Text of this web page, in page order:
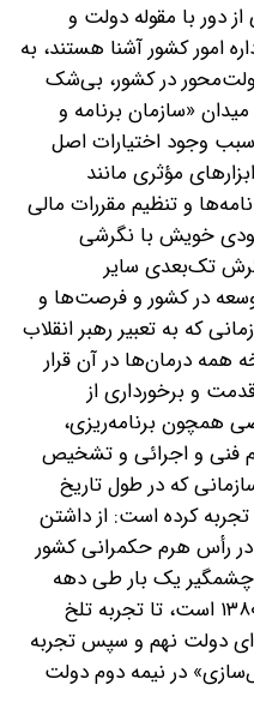
دور با مقوله دولت و
امور کشور آشنا هستند، به
در کشور، بی‌شک
«سازمان برنامه و
وجود اختیارات اصل
مؤثری مانند
و تنظیم مقررات مالی
خویش با نگرشی
تک‌بعدی سایر
در کشور و فرصت‌ها و
که به تعبیر رهبر انقلاب
درمان‌ها در آن قرار
بیش از ۷۵ سال قدمت و برخورداری از
همچون برنامه‌ریزی،
فنی و اجرائی و تشخیص
که در طول تاریخ
کرده است: از داشتن
رأس هرم حکمرانی کشور
چشمگیر یک بار طی دهه
۱۳۴۰ و بار دیگر در نیمه اول دهه ۱۳۸۰ است، تا تجربه تلخ
دولت نهم و سپس تجربه
در نیمه دوم دولت